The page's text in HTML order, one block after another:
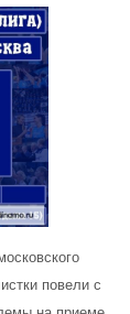
повели с